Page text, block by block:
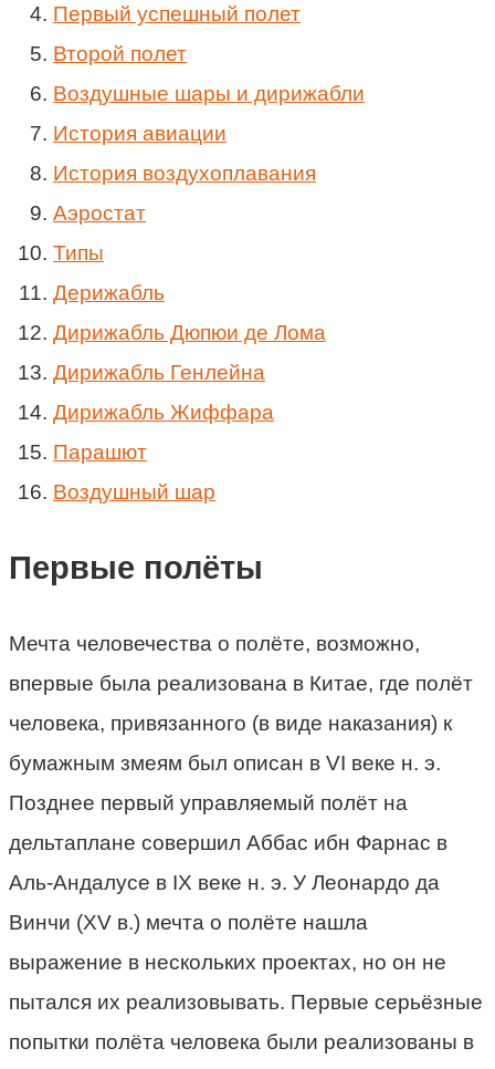
Первый успешный полет
Второй полет
Воздушные шары и дирижабли
История авиации
История воздухоплавания
Аэростат
Типы
Дерижабль
Дирижабль Дюпюи де Лома
Дирижабль Генлейна
Дирижабль Жиффара
Парашют
Воздушный шар
Первые полёты
Мечта человечества о полёте, возможно,
впервые была реализована в Китае, где полёт
человека, привязанного (в виде наказания) к
бумажным змеям был описан в VI веке н. э.
Позднее первый управляемый полёт на
дельтаплане совершил Аббас ибн Фарнас в
Аль-Андалусе в IX веке н. э. У Леонардо да
Винчи (XV в.) мечта о полёте нашла
выражение в нескольких проектах, но он не
пытался их реализовывать. Первые серьёзные
попытки полёта человека были реализованы в